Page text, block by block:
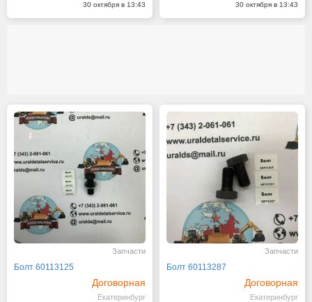
30 октября в 13:43 30 октября в 13:43
Запчасти
Болт 60113125
Договорная
Екатеринбург
Запчасти
Болт 60113287
Договорная
Екатеринбург